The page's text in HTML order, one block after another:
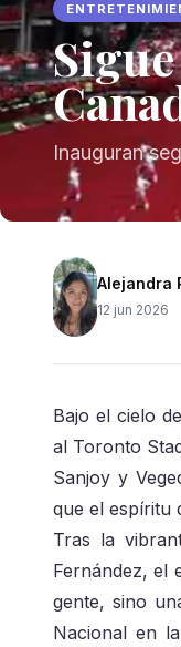
Inauguran
Alejandra
12 jun 2026
Bajo el cielo
al Toronto
Sanjoy y
que el espíritu
Tras la
Fernández, el
gente, sino
Nacional en